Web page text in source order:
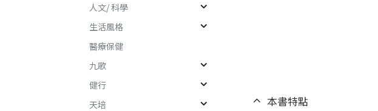
本書特點
人文/ 科學
生活風格
醫療保健
九歌
健行
天培